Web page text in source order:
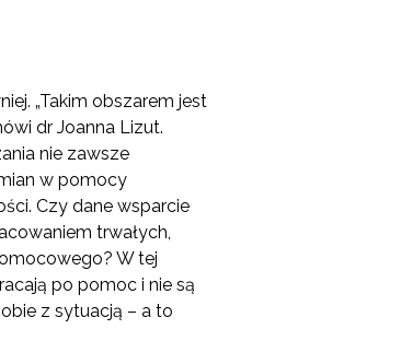
„Takim obszarem jest
dr Joanna Lizut.
nie zawsze
w pomocy
Czy dane wsparcie
trwałych,
W tej
po pomoc i nie są
z sytuacją – a to